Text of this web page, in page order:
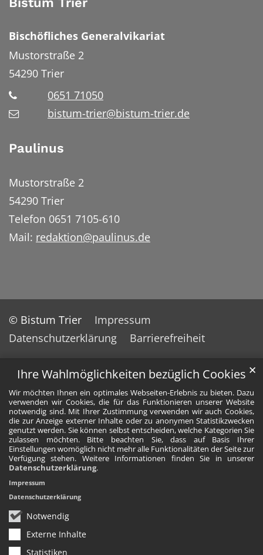
Ihre Wahlmöglichkeiten bezüglich Cookies
Wir möchten Ihnen ein optimales Webseiten-Erlebnis zu bieten. Dazu
verwenden wir Cookies, die für das Funktionieren unserer Website
notwendig sind. Mit Ihrer Zustimmung verwenden wir auch Cookies,
die zur Anzeige externer Inhalte oder zu anonymen Statistikzwecken
genutzt werden. Sie können selbst entscheiden, welche Kategorien Sie
zulassen möchten. Bitte beachten Sie, dass auf Basis Ihrer
Einstellungen womöglich nicht mehr alle Funktionalitäten der Seite zur
Verfügung stehen. Weitere Informationen finden Sie in unserer
Datenschutzerklärung.
Notwendig
Externe Inhalte
Statistiken
✕
Impressum
Datenschutzerklärung
Bischöfliches Generalvikariat
Mustorstraße 2
54290 Trier
0651 71050
bistum-trier@bistum-trier.de
Paulinus
Mustorstraße 2
54290 Trier
Telefon 0651 7105-610
Mail: redaktion@paulinus.de
© Bistum Trier
Impressum
Datenschutzerklärung
Barrierefreiheit